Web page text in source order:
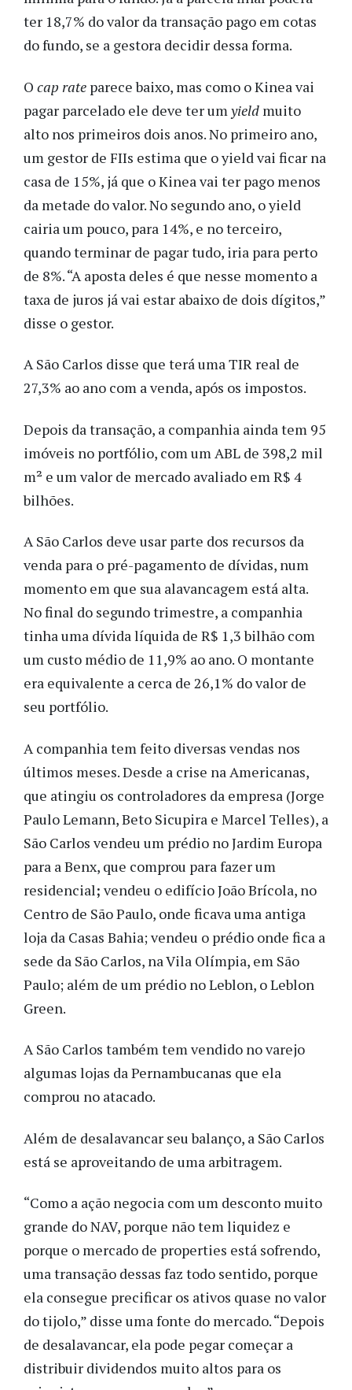
ter 18,7% do valor da transação pago em cotas
do fundo, se a gestora decidir dessa forma.
O cap rate parece baixo, mas como o Kinea vai
pagar parcelado ele deve ter umyield muito
alto nos primeiros dois anos. No primeiro ano,
um gestor de FIIs estima que o yield vai ficar na
casa de 15%, já que o Kinea vai ter pago menos
da metade do valor. No segundo ano, o yield
cairia um pouco, para 14%, e no terceiro,
quando terminar de pagar tudo, iria para perto
de 8%. “A aposta deles é que nesse momento a
taxa de juros já vai estar abaixo de dois dígitos,”
disse o gestor.
A São Carlos disse que terá uma TIR real de
27,3% ao ano com a venda, após os impostos.
Depois da transação, a companhia ainda tem 95
imóveis no portfólio, com um ABL de 398,2 mil
m² e um valor de mercado avaliado em R$ 4
bilhões.
A São Carlos deve usar parte dos recursos da
venda para o pré-pagamento de dívidas, num
momento em que sua alavancagem está alta.
No final do segundo trimestre, a companhia
tinha uma dívida líquida de R$ 1,3 bilhão com
um custo médio de 11,9% ao ano. O montante
era equivalente a cerca de 26,1% do valor de
seu portfólio.
A companhia tem feito diversas vendas nos
últimos meses. Desde a crise na Americanas,
que atingiu os controladores da empresa (Jorge
Paulo Lemann, Beto Sicupira e Marcel Telles), a
São Carlos vendeu um prédio no Jardim Europa
para a Benx, que comprou para fazer um
residencial; vendeu o edifício João Brícola, no
Centro de São Paulo, onde ficava uma antiga
loja da Casas Bahia; vendeu o prédio onde fica a
sede da São Carlos, na Vila Olímpia, em São
Paulo; além de um prédio no Leblon, o Leblon
Green.
A São Carlos também tem vendido no varejo
algumas lojas da Pernambucanas que ela
comprou no atacado.
Além de desalavancar seu balanço, a São Carlos
está se aproveitando de uma arbitragem.
“Como a ação negocia com um desconto muito
grande do NAV, porque não tem liquidez e
porque o mercado de properties está sofrendo,
uma transação dessas faz todo sentido, porque
ela consegue precificar os ativos quase no valor
do tijolo,” disse uma fonte do mercado. “Depois
de desalavancar, ela pode pegar começar a
distribuir dividendos muito altos para os